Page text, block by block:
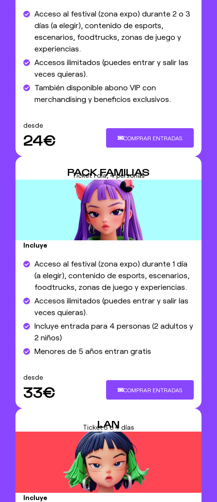
Acceso al festival (zona expo) durante 2 o 3
días (a elegir), contenido de esports,
escenarios, foodtrucks, zonas de juego y
experiencias.
Accesos ilimitados (puedes entrar y salir las
veces quieras).
También disponible abono VIP con
merchandising y beneficios exclusivos.
desde
24€ COMPRAR ENTRADAS
PACK FAMILIAS
Ticket 1 día, 4 personas
Incluye
Acceso al festival (zona expo) durante 1 día
(a elegir), contenido de esports, escenarios,
foodtrucks, zonas de juego y experiencias.
Accesos ilimitados (puedes entrar y salir las
veces quieras).
Incluye entrada para 4 personas (2 adultos y
2 niños)
Menores de 5 años entran gratis
desde
33€ COMPRAR ENTRADAS
LAN
Ticket 3 o 4 días
Incluye